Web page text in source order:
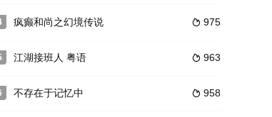
遭火烙，陈尸于纸盒内。文员欧阳炳强（江华）被控谋杀，证
 975
疯癫和尚之幻境传说
 963
江湖接班人 粤语
 958
不存在于记忆中